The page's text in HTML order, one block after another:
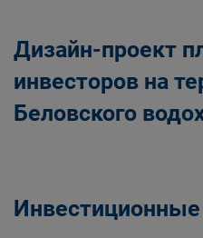
Дизайн-проект
инвесторов на
Беловского